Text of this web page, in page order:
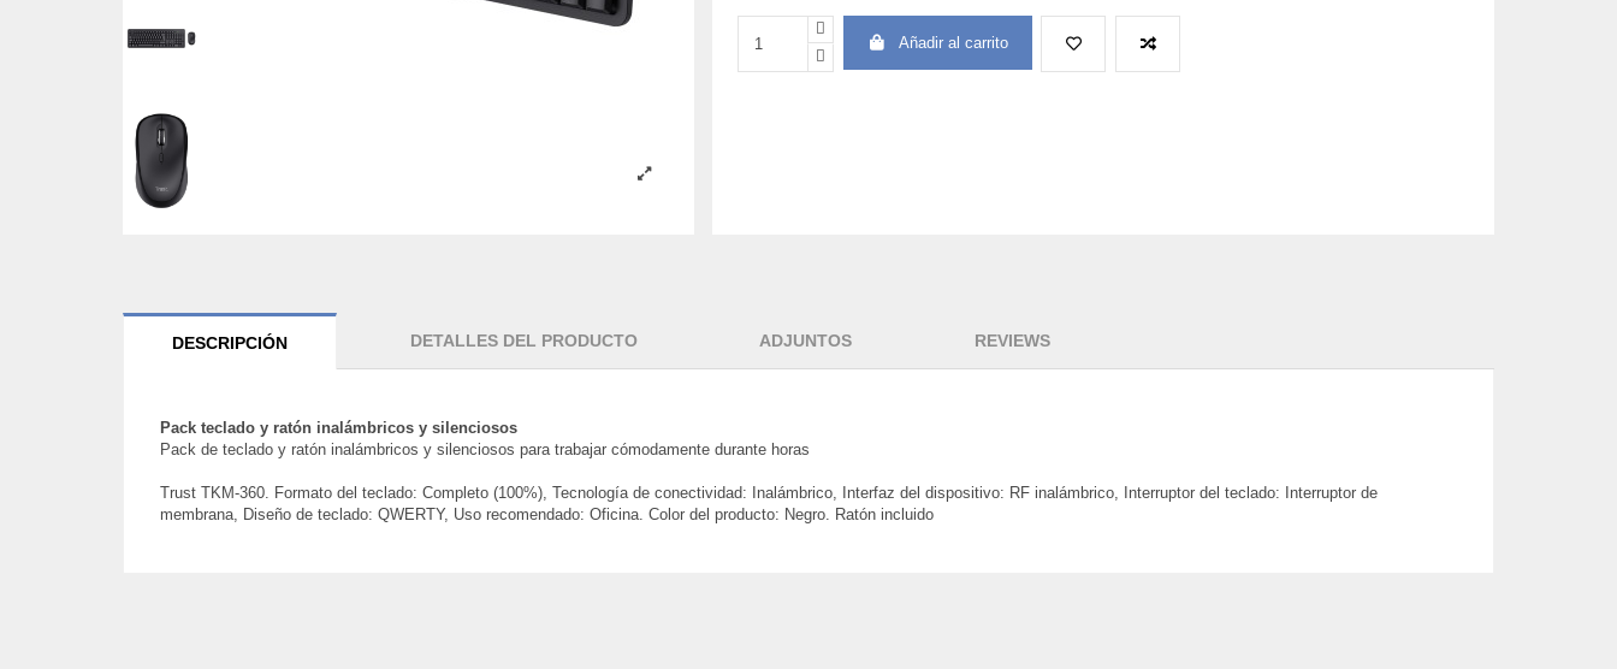
Añadir al carrito
DESCRIPCIÓN DETALLES DEL PRODUCTO ADJUNTOS REVIEWS
Pack teclado y ratón inalámbricos y silenciosos
Pack de teclado y ratón inalámbricos y silenciosos para trabajar cómodamente durante horas
Trust TKM-360. Formato del teclado: Completo (100%), Tecnología de conectividad: Inalámbrico, Interfaz del dispositivo: RF inalámbrico, Interruptor del teclado: Interruptor de
membrana, Diseño de teclado: QWERTY, Uso recomendado: Oficina. Color del producto: Negro. Ratón incluido